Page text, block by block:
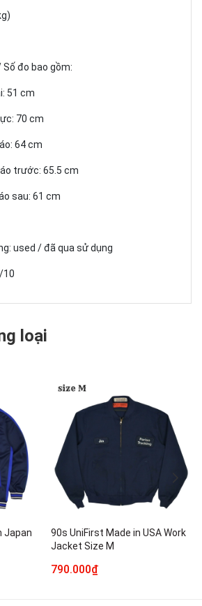
đo bao gồm:
51 cm
70 cm
64 cm
trước: 65.5 cm
sau: 61 cm
used / đã qua sử dụng
10
loại
Japan
90s UniFirst Made in USA Work
Jacket Size M
790.000₫